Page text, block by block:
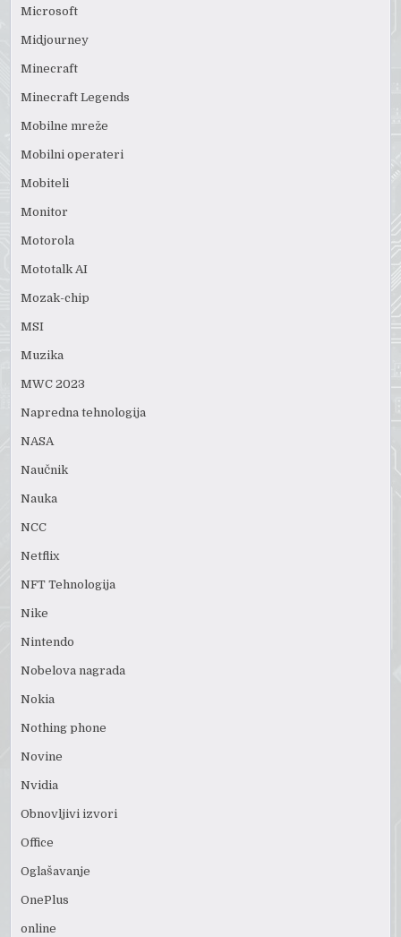
Microsoft
Midjourney
Minecraft
Minecraft Legends
Mobilne mreže
Mobilni operateri
Mobiteli
Monitor
Motorola
Mototalk AI
Mozak-chip
MSI
Muzika
MWC 2023
Napredna tehnologija
NASA
Naučnik
Nauka
NCC
Netflix
NFT Tehnologija
Nike
Nintendo
Nobelova nagrada
Nokia
Nothing phone
Novine
Nvidia
Obnovljivi izvori
Office
Oglašavanje
OnePlus
online